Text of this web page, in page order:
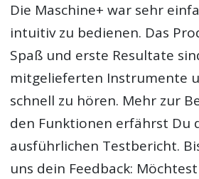
Die Maschine+ war sehr
intuitiv zu bedienen. Das
Spaß und erste Resultate
mitgelieferten Instrumente
schnell zu hören. Mehr zur
den Funktionen erfährst Du
ausführlichen Testbericht.
uns dein Feedback: